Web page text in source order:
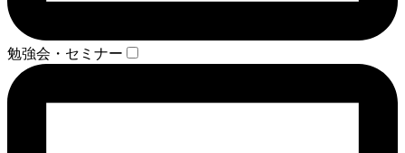
勉強会・セミナー